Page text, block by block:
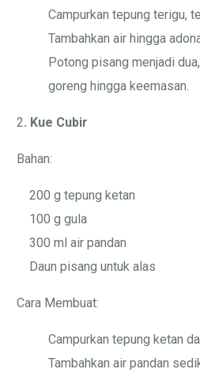
Campurkan tepung terigu,
Tambahkan air hingga
Potong pisang menjadi
goreng hingga keemasan.
2. Kue Cubir
Bahan:
200 g tepung ketan
100 g gula
300 ml air pandan
Daun pisang untuk alas
Cara Membuat:
Campurkan tepung ketan
Tambahkan air pandan